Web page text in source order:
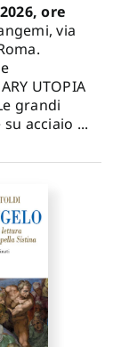
ore
via
UTOPIA
grandi
acciaio ...